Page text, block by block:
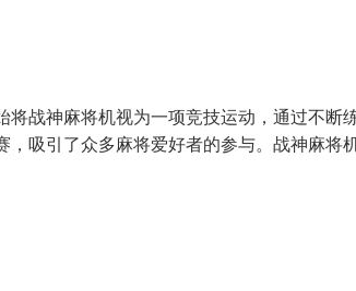
战神麻将机视为一项竞技运动，通过不断
吸引了众多麻将爱好者的参与。战神麻将